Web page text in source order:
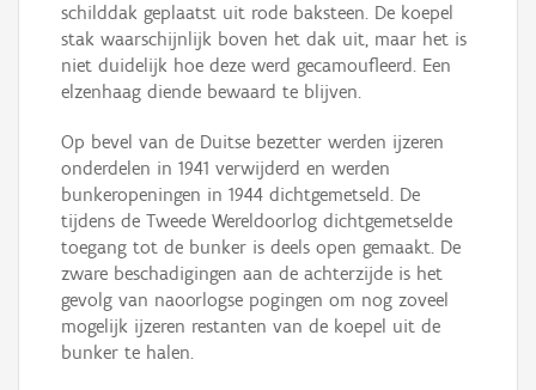
schilddak geplaatst uit rode baksteen. De koepel
stak waarschijnlijk boven het dak uit, maar het is
niet duidelijk hoe deze werd gecamoufleerd. Een
elzenhaag diende bewaard te blijven.
Op bevel van de Duitse bezetter werden ijzeren
onderdelen in 1941 verwijderd en werden
bunkeropeningen in 1944 dichtgemetseld. De
tijdens de Tweede Wereldoorlog dichtgemetselde
toegang tot de bunker is deels open gemaakt. De
zware beschadigingen aan de achterzijde is het
gevolg van naoorlogse pogingen om nog zoveel
mogelijk ijzeren restanten van de koepel uit de
bunker te halen.